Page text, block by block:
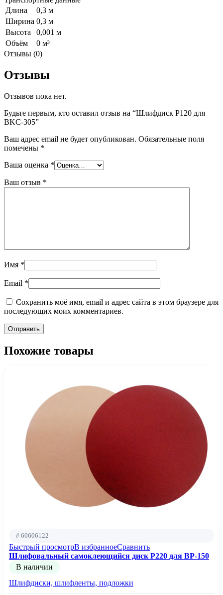
Длина
0,3 м
Ширина 0,3 м
Высота
0,001 м
Объём
0 м³
Отзывы (0)
Отзывы
Отзывов пока нет.
Будьте первым, кто оставил отзыв на “Шлифдиск Р120 для
BKC-305”
Ваш адрес email не будет опубликован. Обязательные поля
помечены *
Ваша оценка *
Ваш отзыв *
Имя *
Email *
Сохранить моё имя, email и адрес сайта в этом браузере для
последующих моих комментариев.
Похожие товары
# 60606122
Быстрый просмотрВ избранноеСравнить
Шлифовальный самоклеющийся диск P220 для BP-150
В наличии
Шлифдиски, шлифленты, подложки